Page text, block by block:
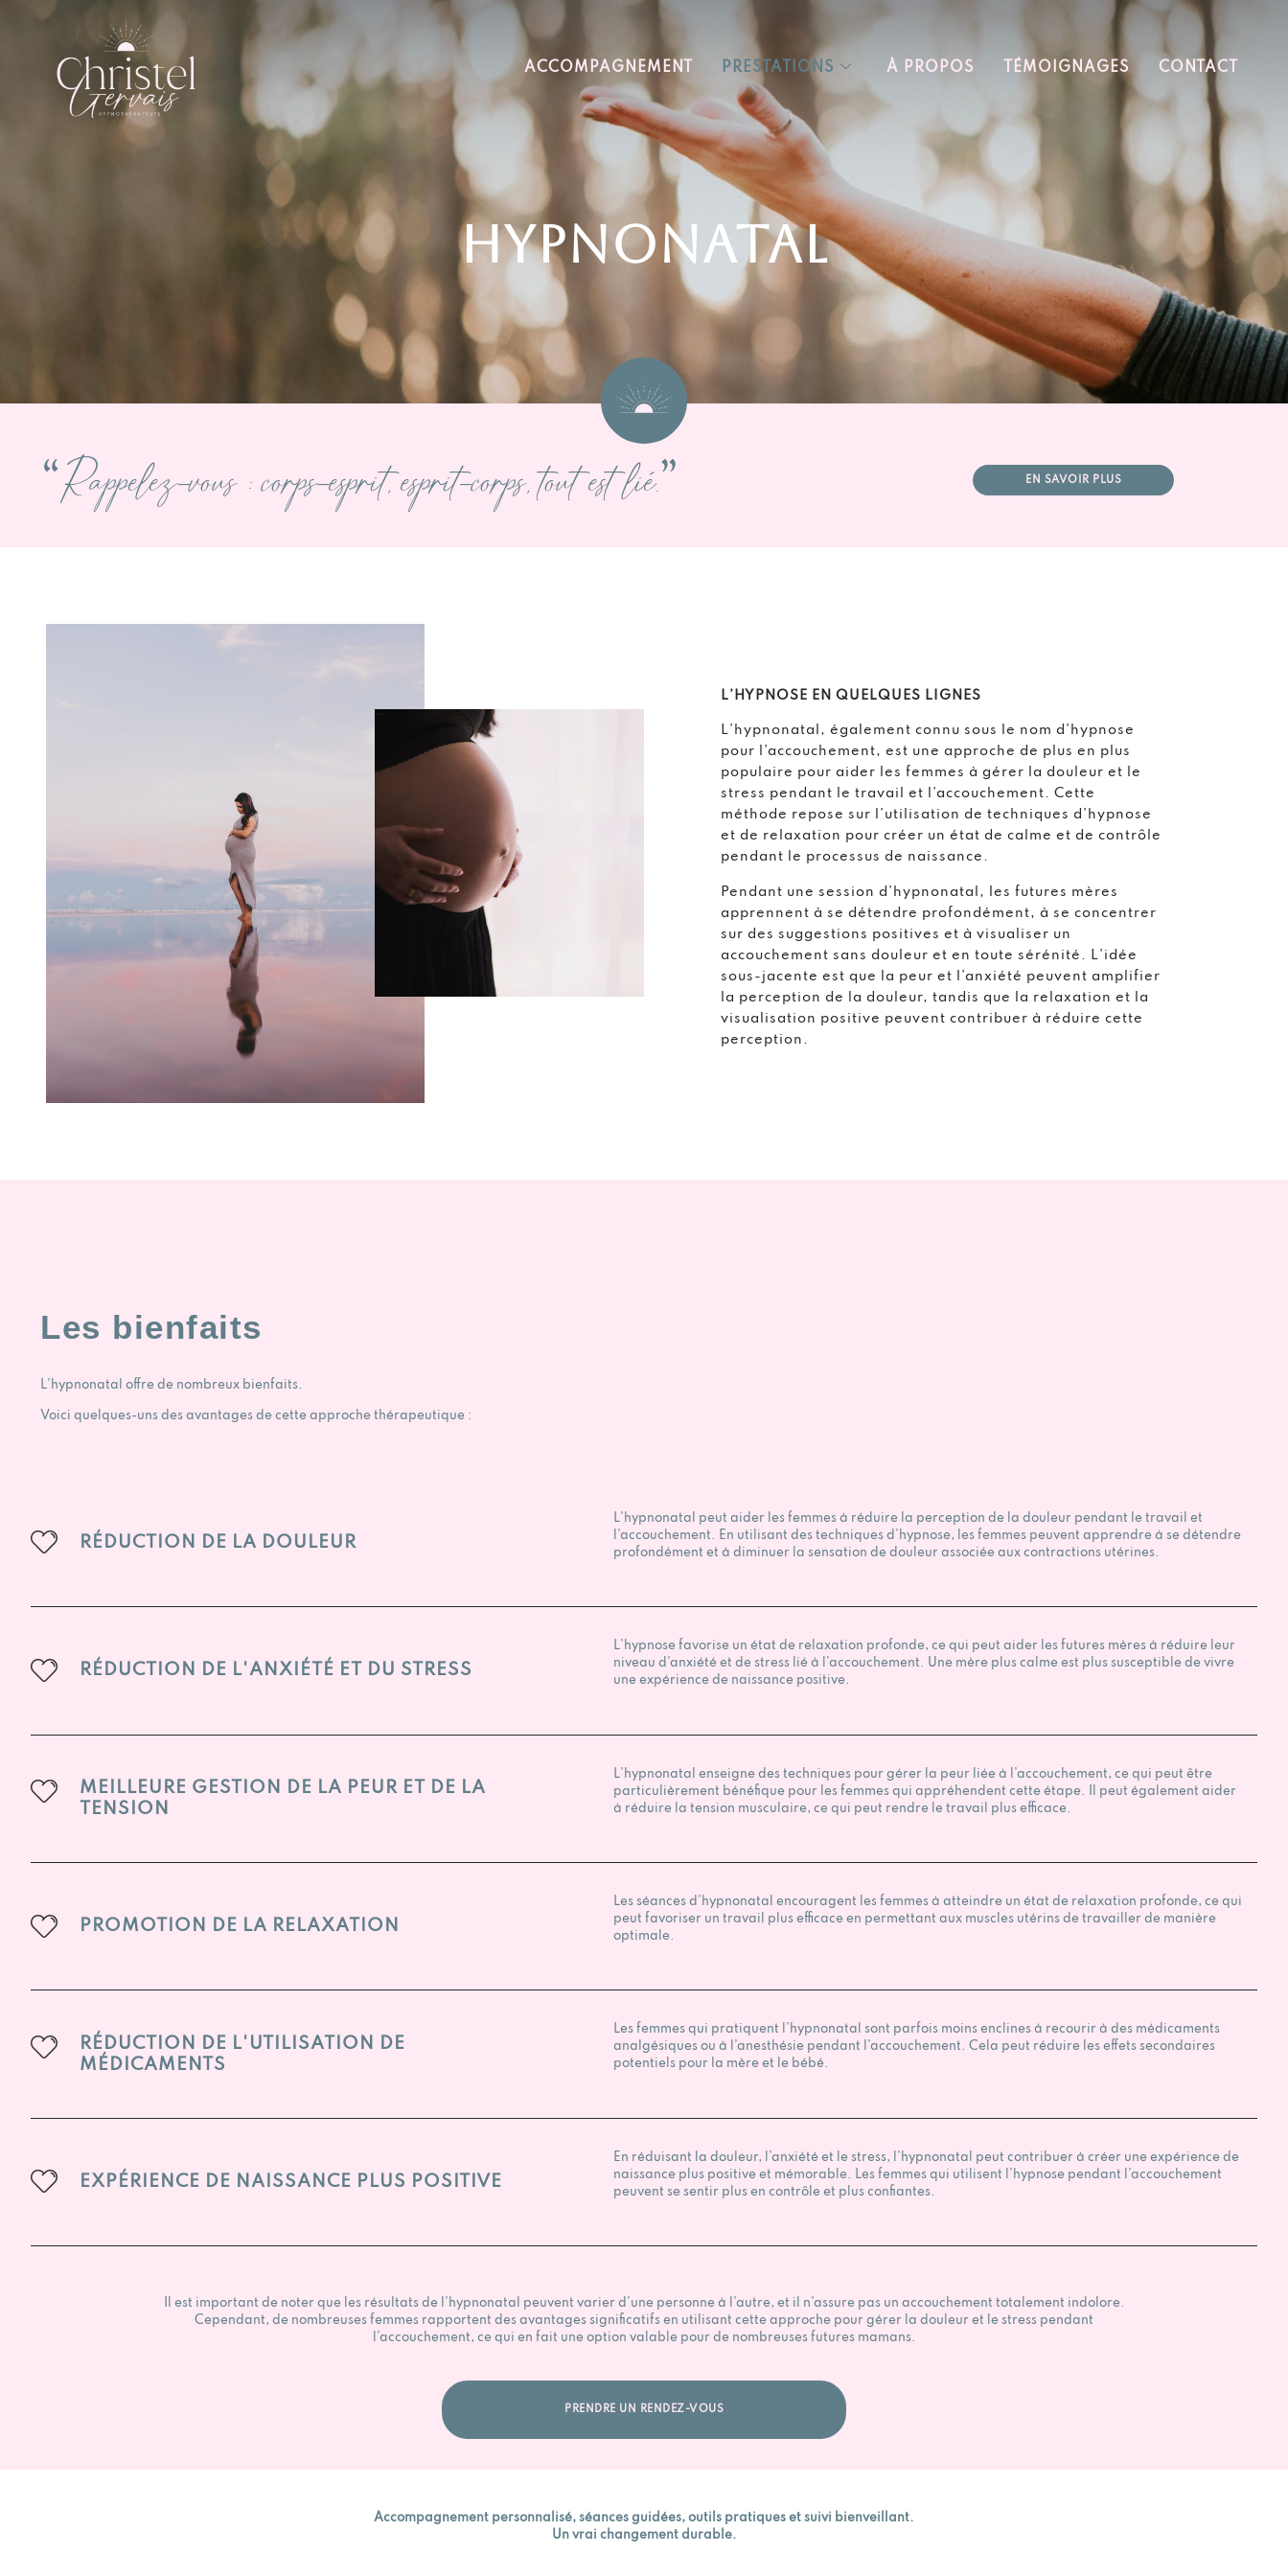
ACCOMPAGNEMENT PRESTATIONS À PROPOS TÉMOIGNAGES CONTACT
Hypnonatal
“Rappelez-vous : corps-esprit, esprit-corps, tout est lié.” EN SAVOIR PLUS
L’HYPNOSE EN QUELQUES LIGNES
L’hypnonatal, également connu sous le nom d’hypnose
pour l’accouchement, est une approche de plus en plus
populaire pour aider les femmes à gérer la douleur et le
stress pendant le travail et l’accouchement. Cette
méthode repose sur l’utilisation de techniques d’hypnose
et de relaxation pour créer un état de calme et de contrôle
pendant le processus de naissance.
Pendant une session d’hypnonatal, les futures mères
apprennent à se détendre profondément, à se concentrer
sur des suggestions positives et à visualiser un
accouchement sans douleur et en toute sérénité. L’idée
sous-jacente est que la peur et l’anxiété peuvent amplifier
la perception de la douleur, tandis que la relaxation et la
visualisation positive peuvent contribuer à réduire cette
perception.
Les bienfaits
L’hypnonatal offre de nombreux bienfaits.
Voici quelques-uns des avantages de cette approche thérapeutique :
RÉDUCTION DE LA DOULEUR
L’hypnonatal peut aider les femmes à réduire la perception de la douleur pendant le travail et
l’accouchement. En utilisant des techniques d’hypnose, les femmes peuvent apprendre à se détendre
profondément et à diminuer la sensation de douleur associée aux contractions utérines.
RÉDUCTION DE L'ANXIÉTÉ ET DU STRESS
L’hypnose favorise un état de relaxation profonde, ce qui peut aider les futures mères à réduire leur
niveau d’anxiété et de stress lié à l’accouchement. Une mère plus calme est plus susceptible de vivre
une expérience de naissance positive.
MEILLEURE GESTION DE LA PEUR ET DE LA
TENSION
L’hypnonatal enseigne des techniques pour gérer la peur liée à l’accouchement, ce qui peut être
particulièrement bénéfique pour les femmes qui appréhendent cette étape. Il peut également aider
à réduire la tension musculaire, ce qui peut rendre le travail plus efficace.
PROMOTION DE LA RELAXATION
Les séances d’hypnonatal encouragent les femmes à atteindre un état de relaxation profonde, ce qui
peut favoriser un travail plus efficace en permettant aux muscles utérins de travailler de manière
optimale.
RÉDUCTION DE L'UTILISATION DE
MÉDICAMENTS
Les femmes qui pratiquent l’hypnonatal sont parfois moins enclines à recourir à des médicaments
analgésiques ou à l’anesthésie pendant l’accouchement. Cela peut réduire les effets secondaires
potentiels pour la mère et le bébé.
EXPÉRIENCE DE NAISSANCE PLUS POSITIVE
En réduisant la douleur, l’anxiété et le stress, l’hypnonatal peut contribuer à créer une expérience de
naissance plus positive et mémorable. Les femmes qui utilisent l’hypnose pendant l’accouchement
peuvent se sentir plus en contrôle et plus confiantes.
Il est important de noter que les résultats de l’hypnonatal peuvent varier d’une personne à l’autre, et il n’assure pas un accouchement totalement indolore.
Cependant, de nombreuses femmes rapportent des avantages significatifs en utilisant cette approche pour gérer la douleur et le stress pendant
l’accouchement, ce qui en fait une option valable pour de nombreuses futures mamans.
PRENDRE UN RENDEZ-VOUS
Accompagnement personnalisé, séances guidées, outils pratiques et suivi bienveillant.
Un vrai changement durable.